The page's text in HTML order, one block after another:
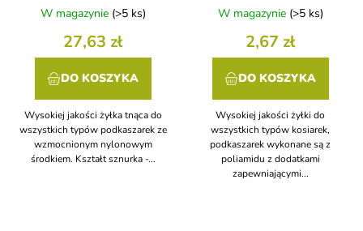
W magazynie (>5 ks)
27,63 zł
DO KOSZYKA
Wysokiej jakości żyłka tnąca do
wszystkich typów podkaszarek ze
wzmocnionym nylonowym
środkiem. Kształt sznurka -...
W magazynie (>5 ks)
2,67 zł
DO KOSZYKA
Wysokiej jakości żyłki do
wszystkich typów kosiarek,
podkaszarek wykonane są z
poliamidu z dodatkami
zapewniającymi...